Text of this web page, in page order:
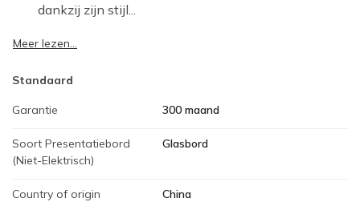
dankzij zijn stijl...
Meer lezen...
Standaard
Garantie 300 maand
Soort Presentatiebord
(Niet-Elektrisch)
Glasbord
Country of origin China